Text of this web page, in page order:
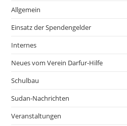
Allgemein
Einsatz der Spendengelder
Internes
Neues vom Verein Darfur-Hilfe
Schulbau
Sudan-Nachrichten
Veranstaltungen